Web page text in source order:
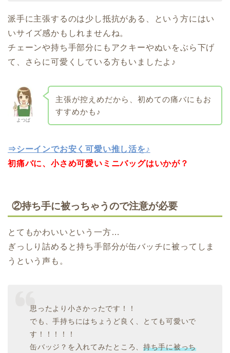
派手に主張するのは少し抵抗がある、という方にはい
いサイズ感かもしれませんね。
チェーンや持ち手部分にもアクキーやぬいをぶら下げ
て、さらに可愛くしている方もいましたよ♪
よつば
主張が控えめだから、初めての痛バにもお
すすめかも♪
⇒シーインでお安く可愛い推し活を♪
初痛バに、小さめ可愛いミニバッグはいかが？
②持ち手に被っちゃうので注意が必要
とてもかわいいという一方…
ぎっしり詰めると持ち手部分が缶バッチに被ってしま
うという声も。
思ったより小さかったです！！
でも、手持ちにはちょうど良く、とても可愛いで
す！！！！！
缶バッジ？を入れてみたところ、 持ち手に被っち